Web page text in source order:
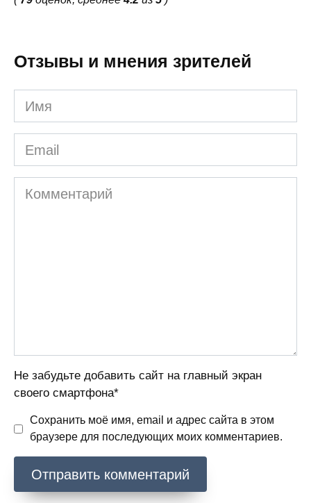
Отзывы и мнения зрителей
Имя
Email
Комментарий
Не забудьте добавить сайт на главный экран
своего смартфона*
Сохранить моё имя, email и адрес сайта в этом
браузере для последующих моих комментариев.